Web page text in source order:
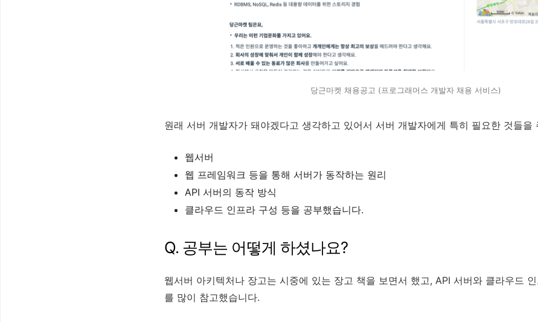
당근마켓 채용공고 (프로그래머스 개발자 채용 서비스)
원래 서버 개발자가 돼야겠다고 생각하고 있어서 서버 개발자에게 특히 필요한 것들을
웹서버
웹 프레임워크 등을 통해 서버가 동작하는 원리
API 서버의 동작 방식
클라우드 인프라 구성 등을 공부했습니다.
Q. 공부는 어떻게 하셨나요?
웹서버 아키텍처나 장고는 시중에 있는 장고 책을 보면서 했고, API 서버와 클라우드
를 많이 참고했습니다.